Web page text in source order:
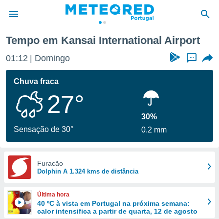
da
foi
fornecidas
a este
das
e
forma
digital
Tempo em Kansai International Airport
01:12 Domingo ...
Chuva fraca
27°
Sensação de 30°
30%
0.2 mm
Furacão
Dolphin A 1.324 kms de distância
Última hora
40 ºC à vista em Portugal na próxima semana:
calor intensifica a partir de quarta, 12 de agosto